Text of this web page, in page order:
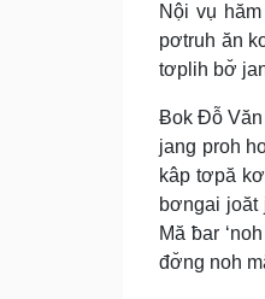
Nội vụ
pơtruh ăn
tơplih bơ̆
Ƀok Đỗ Văn
jang proh
kâp tơpă
bơngai joăt
Mă ƀar
đơ̆ng noh